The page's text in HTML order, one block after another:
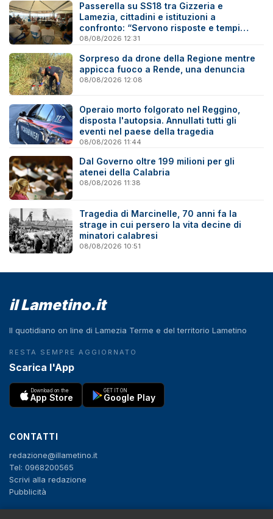
Passerella su SS18 tra Gizzeria e
Lamezia, cittadini e istituzioni a
confronto: “Servono risposte e tempi
certi”
08/08/2026 12:31
Sorpreso da drone della Regione mentre
appicca fuoco a Rende, una denuncia
08/08/2026 12:08
Operaio morto folgorato nel Reggino,
disposta l'autopsia. Annullati tutti gli
eventi nel paese della tragedia
08/08/2026 11:44
Dal Governo oltre 199 milioni per gli
atenei della Calabria
08/08/2026 11:38
Tragedia di Marcinelle, 70 anni fa la
strage in cui persero la vita decine di
minatori calabresi
08/08/2026 10:51
il Lametino.it
Il quotidiano on line di Lamezia Terme e del territorio Lametino
RESTA SEMPRE AGGIORNATO
Scarica l'App
Download on the
App Store
GET IT ON
Google Play
CONTATTI
redazione@illametino.it
Tel: 0968200565
Scrivi alla redazione
Pubblicità